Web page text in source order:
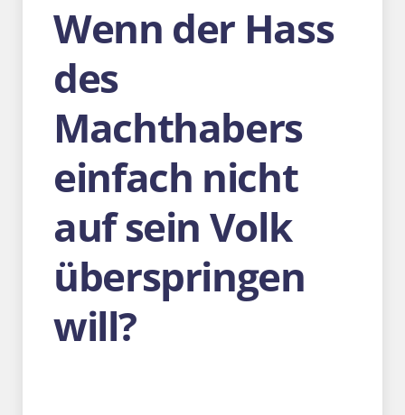
Wenn der Hass
des
Machthabers
einfach nicht
auf sein Volk
überspringen
will?